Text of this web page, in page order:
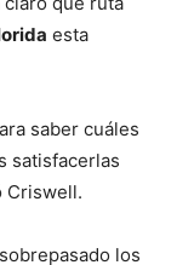
esta
saber cuáles
satisfacerlas
Criswell.
los